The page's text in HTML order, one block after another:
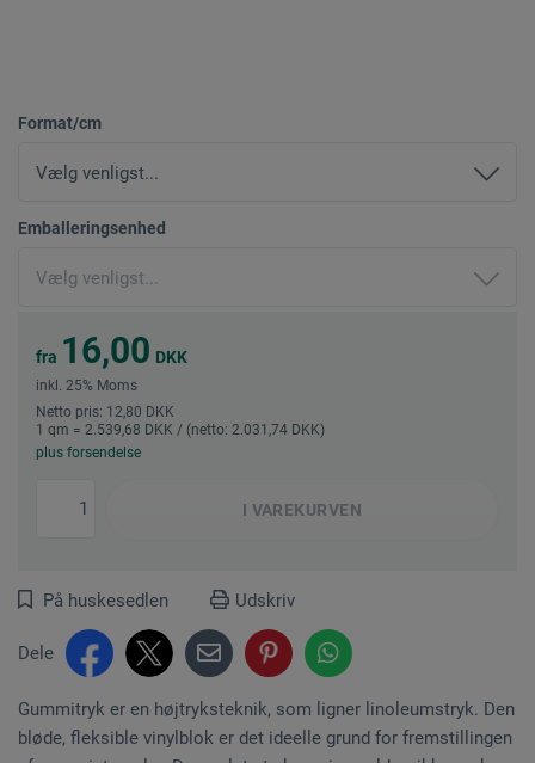
Format/cm
Emballeringsenhed
fra 16,00 DKK
inkl. 25% Moms
Netto pris: 12,80 DKK
1 qm = 2.539,68 DKK / (netto: 2.031,74 DKK)
plus forsendelse
I VAREKURVEN
På huskesedlen Udskriv
Dele
Gummitryk er en højtryksteknik, som ligner linoleumstryk. Den
bløde, fleksible vinylblok er det ideelle grund for fremstillingen